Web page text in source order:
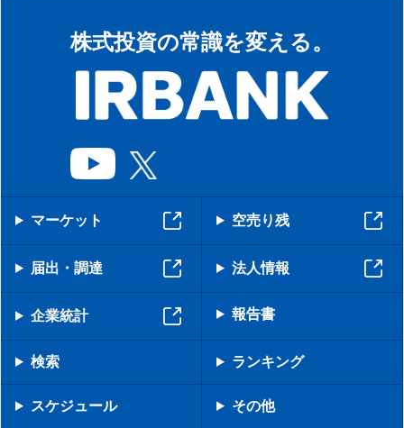
株式投資の常識を変える。
マーケット 空売り残
届出・調達 法人情報
企業統計 報告書
検索 ランキング
スケジュール その他